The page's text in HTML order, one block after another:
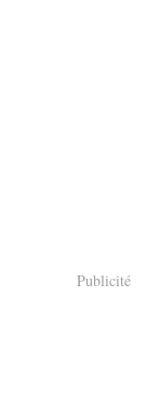
Publicité